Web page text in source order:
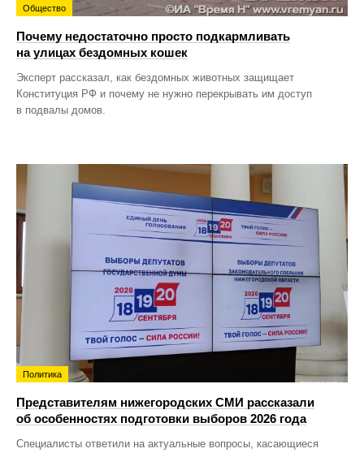
Общество
Почему недостаточно просто подкармливать
на улицах бездомных кошек
Эксперт рассказал, как бездомных животных защищает
Конституция РФ и почему не нужно перекрывать им доступ
в подвалы домов.
Политика
Представителям нижегородских СМИ рассказали
об особенностях подготовки выборов 2026 года
Специалисты ответили на актуальные вопросы, касающиеся